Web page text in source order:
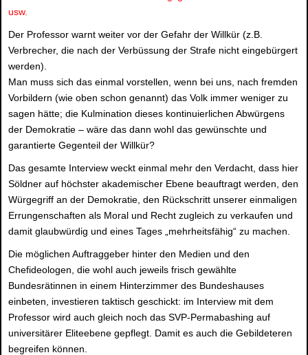
usw.
Der Professor warnt weiter vor der Gefahr der Willkür (z.B.
Verbrecher, die nach der Verbüssung der Strafe nicht eingebürgert
werden).
Man muss sich das einmal vorstellen, wenn bei uns, nach fremden
Vorbildern (wie oben schon genannt) das Volk immer weniger zu
sagen hätte; die Kulmination dieses kontinuierlichen Abwürgens
der Demokratie – wäre das dann wohl das gewünschte und
garantierte Gegenteil der Willkür?
Das gesamte Interview weckt einmal mehr den Verdacht, dass hier
Söldner auf höchster akademischer Ebene beauftragt werden, den
Würgegriff an der Demokratie, den Rückschritt unserer einmaligen
Errungenschaften als Moral und Recht zugleich zu verkaufen und
damit glaubwürdig und eines Tages „mehrheitsfähig“ zu machen.
Die möglichen Auftraggeber hinter den Medien und den
Chefideologen, die wohl auch jeweils frisch gewählte
Bundesrätinnen in einem Hinterzimmer des Bundeshauses
einbeten, investieren taktisch geschickt: im Interview mit dem
Professor wird auch gleich noch das SVP-Permabashing auf
universitärer Eliteebene gepflegt. Damit es auch die Gebildeteren
begreifen können.